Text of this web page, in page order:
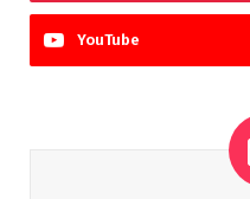
YouTube